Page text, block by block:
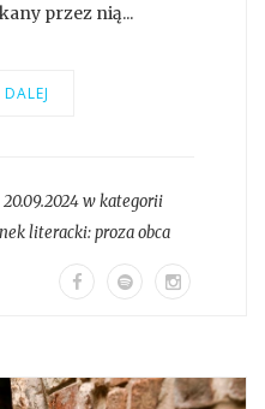
przez nią...
20.09.2024 w kategorii
literacki:proza obca